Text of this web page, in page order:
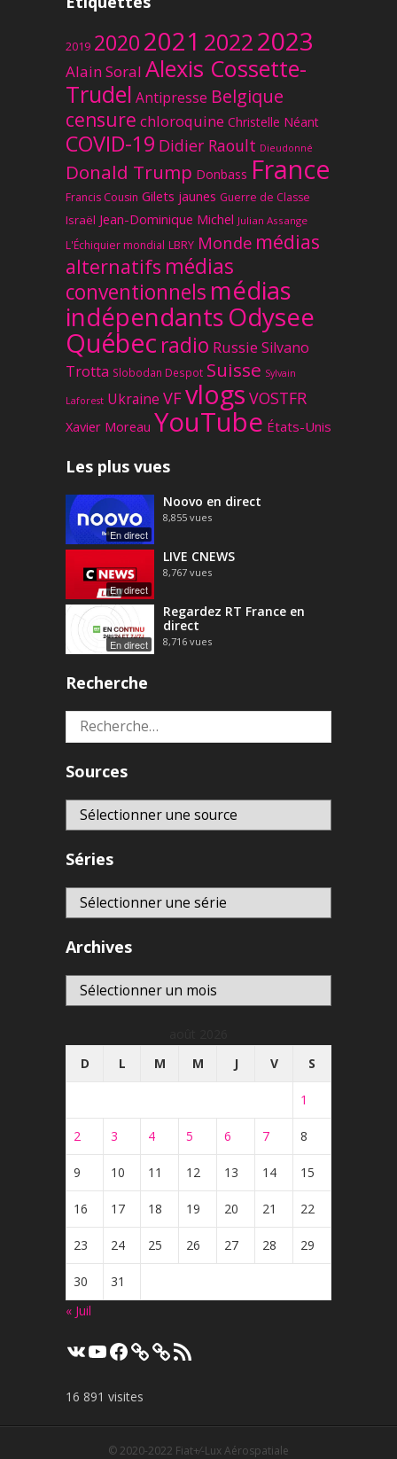
2019 20202021 20222023
Alain Soral Alexis Cossette-
Trudel Antipresse Belgique
censure chloroquine Christelle Néant
COVID-19 Didier Raoult Dieudonné
Donald Trump Donbass France
Francis Cousin Gilets jaunes Guerre de Classe
Israël Jean-Dominique Michel Julian Assange
L'Échiquier mondial LBRY Monde médias
alternatifs médias
conventionnels médias
indépendantsOdysee
Québec radio Russie Silvano
Trotta Slobodan Despot Suisse Sylvain
Laforest Ukraine VFvlogs VOSTFR
Xavier Moreau YouTube États-Unis
Les plus vues
En direct
Noovo en direct
8,855 vues
En direct
LIVE CNEWS
8,767 vues
En direct
Regardez RT France en
direct
8,716 vues
Recherche
Rechercher :
Sources
Séries
Archives
Archives
D
L M M J V S
1
2 3 4 5 6 7 8
9 10 11 12 13 14 15
16 17 18 19 20 21 22
23 24 25 26 27 28 29
30
31
« Juil
VK YouTube
Facebook Flux
RSS
16 891 visites
© 2020-2022 Fiat+⁄-Lux Aérospatiale